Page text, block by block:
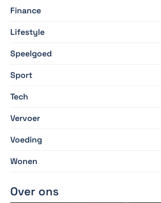
Finance
Lifestyle
Speelgoed
Sport
Tech
Vervoer
Voeding
Wonen
Over ons